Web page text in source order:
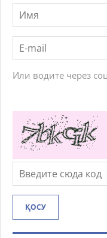
Или водите через
ҚОСУ